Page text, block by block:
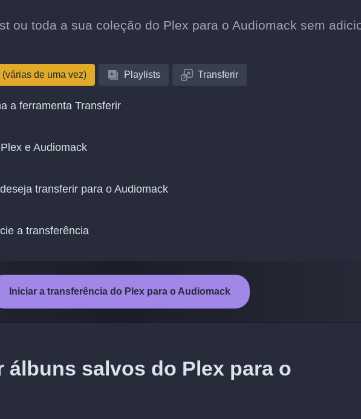
ou toda a sua coleção do Plex para o Audiomack sem
(várias de uma vez) Playlists Transferir
a ferramenta Transferir
e Audiomack
transferir para o Audiomack
a transferência
Iniciar a transferência do Plex para o Audiomack
álbuns salvos do Plex para o